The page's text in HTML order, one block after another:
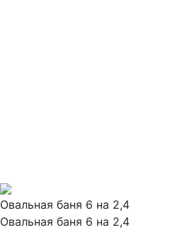
Овальная баня 6 на 2,4
Овальная баня 6 на 2,4